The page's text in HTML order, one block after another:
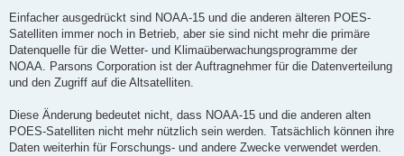
Einfacher ausgedrückt sind NOAA-15 und die anderen älteren POES-
Satelliten immer noch in Betrieb, aber sie sind nicht mehr die primäre
Datenquelle für die Wetter- und Klimaüberwachungsprogramme der
NOAA. Parsons Corporation ist der Auftragnehmer für die Datenverteilung
und den Zugriff auf die Altsatelliten.
Diese Änderung bedeutet nicht, dass NOAA-15 und die anderen alten
POES-Satelliten nicht mehr nützlich sein werden. Tatsächlich können ihre
Daten weiterhin für Forschungs- und andere Zwecke verwendet werden.